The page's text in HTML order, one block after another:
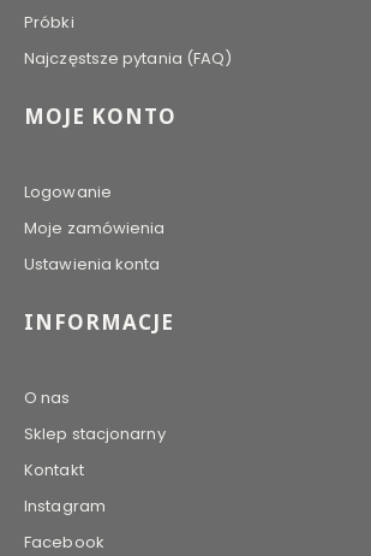
Próbki
Najczęstsze pytania (FAQ)
MOJE KONTO
Logowanie
Moje zamówienia
Ustawienia konta
INFORMACJE
O nas
Sklep stacjonarny
Kontakt
Instagram
Facebook